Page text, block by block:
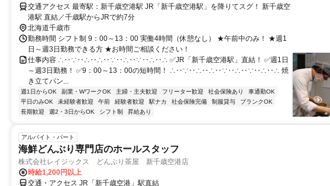
交通アクセス 最寄駅：新千歳空港駅 JR「新千歳空港駅」を降りてスグ！ 新千歳空
港駅 直結／千歳駅からJRで約7分
北海道千歳市
勤務時間 シフト制 9：00～13：00 実働4時間（休憩なし） ★午前中のみ！ ★週1
日～週3日勤務できる方 ★お時間ご相談ください！
仕事内容 ∴‥∵‥∴‥∴‥∵‥∴‥∵‥∴‥∴ ✅️JR「新千歳空港駅」直結！ ✅️週1日
～週3日勤務！ ✅️9：00～13：00の短時間！ ∴‥∵‥∴‥∴‥∵‥∴‥∵‥∴‥∴ 焼
き立てパン...
週1日からOK 副業・WワークOK 主婦・主夫歓迎 フリーター歓迎 社会保険あり
車通勤OK
平日のみOK
未経験者歓迎 午前 経験者歓迎 駅ナカ 社会保険完備 制服貸与
ブランクOK
長期歓迎
週2・3日からOK シフト制 昇給あり
アルバイト・パート
海鮮どんぶり専門店のホールスタッフ
株式会社レイジックス どんぶり茶屋 新千歳空港店
時給1,200円以上
交通・アクセス JR「新千歳空港」駅直結